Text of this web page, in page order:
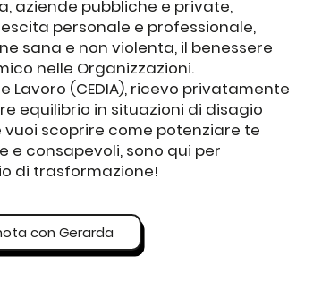
aziende pubbliche e private,
personale e professionale,
sana e non violenta, il benessere
nelle Organizzazioni.
Lavoro (CEDIA), ricevo privatamente
equilibrio in situazioni di disagio
vuoi scoprire come potenziare te
e consapevoli, sono qui per
di trasformazione!
con Gerarda